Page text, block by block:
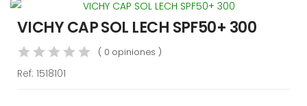
VICHY CAP SOL LECH SPF50+ 300
( 0 opiniones )
Ref: 1518101